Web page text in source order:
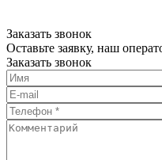
Заказать звонок
Оставьте заявку, наш
Заказать звонок